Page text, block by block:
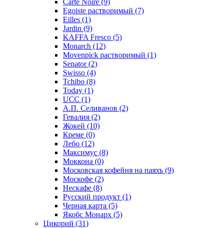
Egoiste растворимый (7)
Eilles (1)
Jardin (9)
KAFFA Fresco (5)
Monarch (12)
Movenpick растворимый (1)
Senator(2)
Swisso (4)
Tchibo (8)
Today (1)
UCC (1)
А.П. Селиванов (2)
Гевалия (2)
Жокей (10)
Креме (0)
Лебо (12)
Максимус (8)
Моккона (0)
Московская кофейня на паяхъ (9)
Москофе (2)
Нескафе (8)
Русский продукт (1)
Черная карта (5)
Якобс Монарх (5)
Цикорий (31)